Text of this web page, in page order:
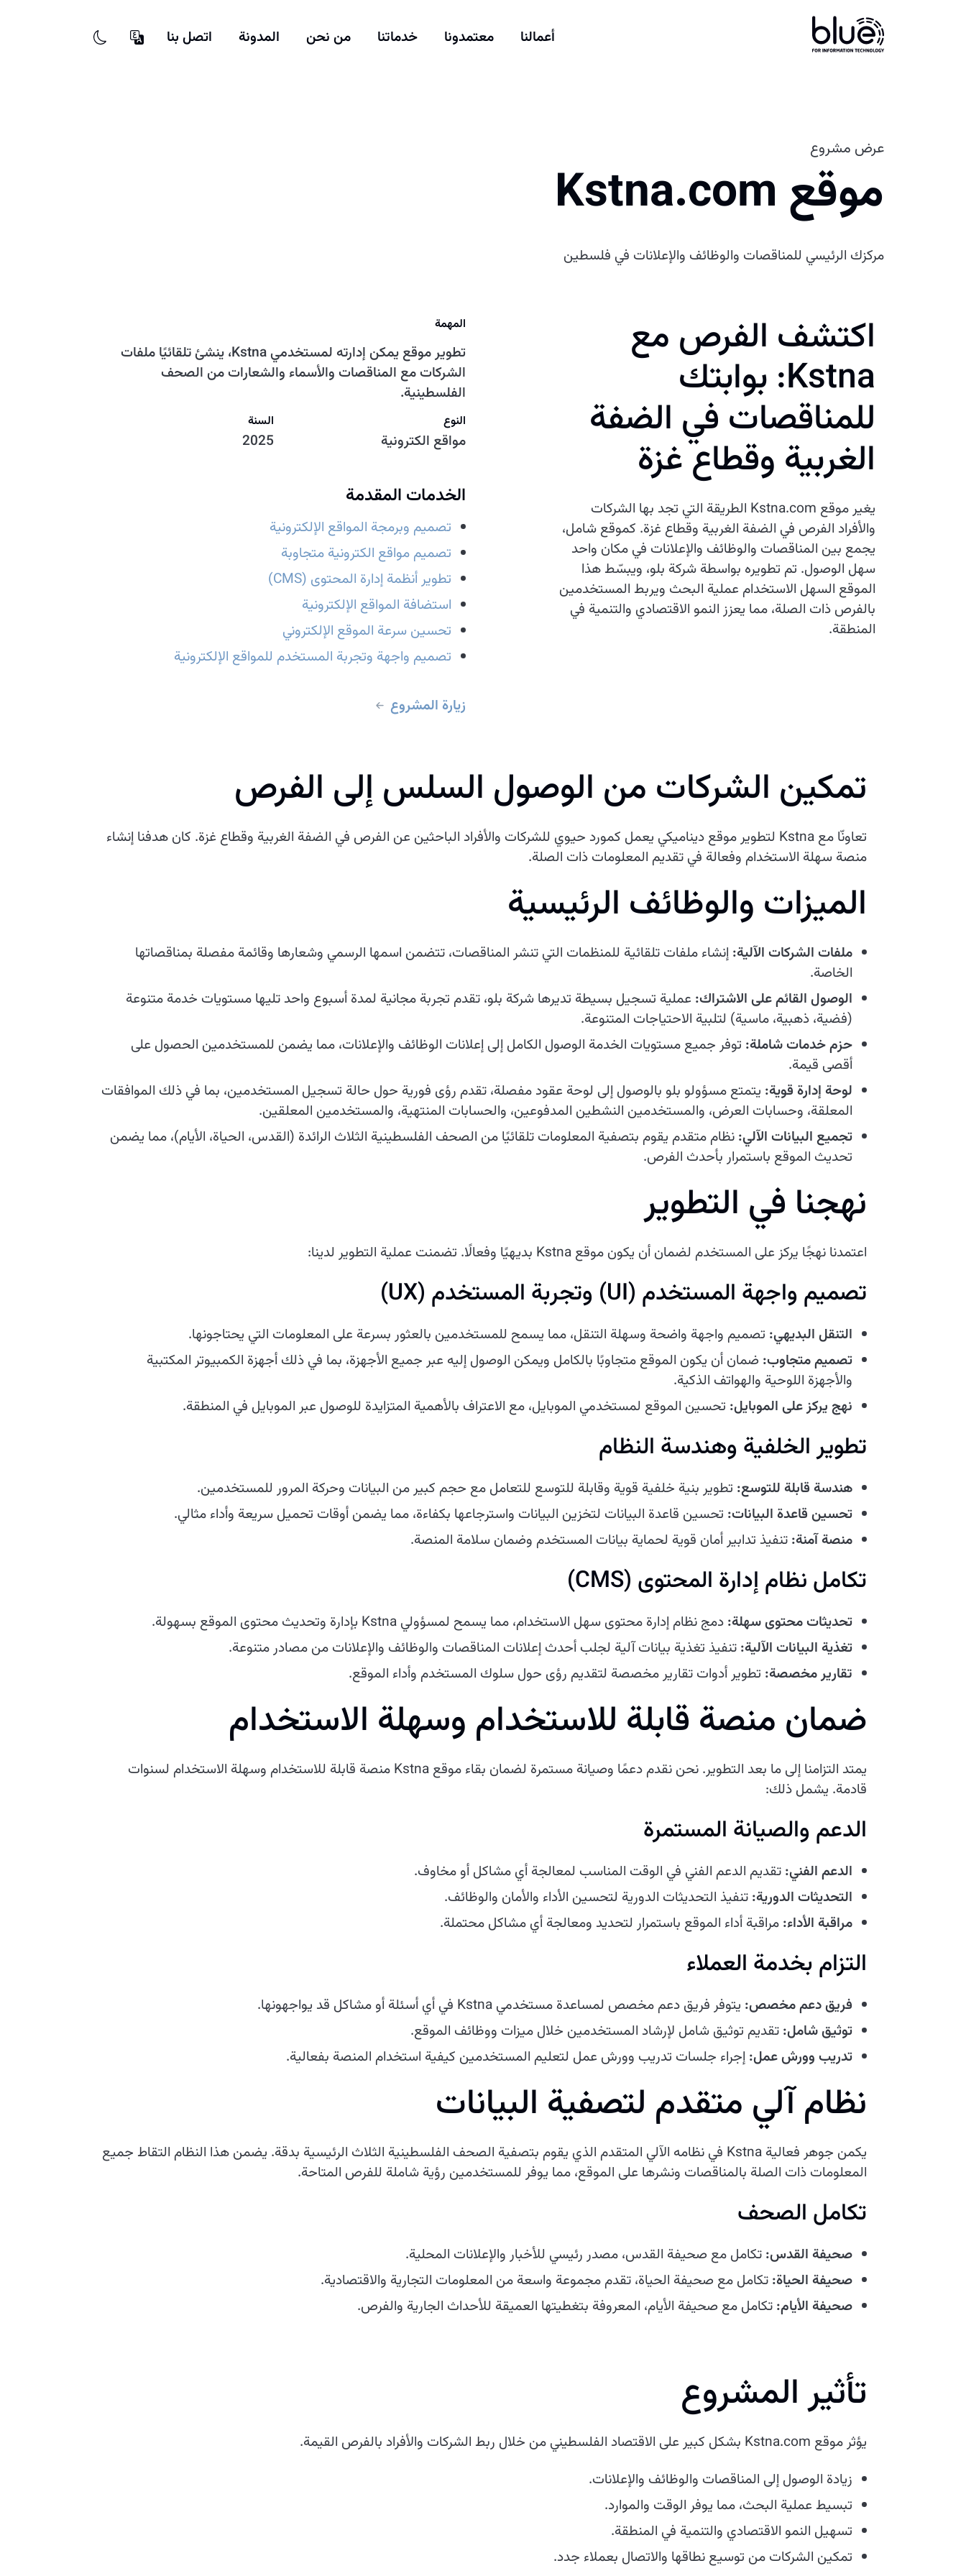
أعمالنا معتمدونا خدماتنا من نحن المدونة اتصل بنا
عرض مشروع
موقع Kstna.com
مركزك الرئيسي للمناقصات والوظائف والإعلانات في فلسطين
اكتشف الفرص مع
Kstna: بوابتك
للمناقصات في الضفة
الغربية وقطاع غزة
يغير موقع Kstna.com الطريقة التي تجد بها الشركات
والأفراد الفرص في الضفة الغربية وقطاع غزة. كموقع شامل،
يجمع بين المناقصات والوظائف والإعلانات في مكان واحد
سهل الوصول. تم تطويره بواسطة شركة بلو، ويبسّط هذا
الموقع السهل الاستخدام عملية البحث ويربط المستخدمين
بالفرص ذات الصلة، مما يعزز النمو الاقتصادي والتنمية في
المنطقة.
المهمة
تطوير موقع يمكن إدارته لمستخدمي Kstna، ينشئ تلقائيًا ملفات
الشركات مع المناقصات والأسماء والشعارات من الصحف
الفلسطينية.
النوع
مواقع الكترونية
السنة
2025
الخدمات المقدمة
تصميم وبرمجة المواقع الإلكترونية
تصميم مواقع الكترونية متجاوبة
تطوير أنظمة إدارة المحتوى (CMS)
استضافة المواقع الإلكترونية
تحسين سرعة الموقع الإلكتروني
تصميم واجهة وتجربة المستخدم للمواقع الإلكترونية
زيارة المشروع
تمكين الشركات من الوصول السلس إلى الفرص
تعاونّا مع Kstna لتطوير موقع ديناميكي يعمل كمورد حيوي للشركات والأفراد الباحثين عن الفرص في الضفة الغربية وقطاع غزة. كان هدفنا إنشاء
منصة سهلة الاستخدام وفعالة في تقديم المعلومات ذات الصلة.
الميزات والوظائف الرئيسية
ملفات الشركات الآلية: إنشاء ملفات تلقائية للمنظمات التي تنشر المناقصات، تتضمن اسمها الرسمي وشعارها وقائمة مفصلة بمناقصاتها
الخاصة.
الوصول القائم على الاشتراك: عملية تسجيل بسيطة تديرها شركة بلو، تقدم تجربة مجانية لمدة أسبوع واحد تليها مستويات خدمة متنوعة
(فضية، ذهبية، ماسية) لتلبية الاحتياجات المتنوعة.
حزم خدمات شاملة: توفر جميع مستويات الخدمة الوصول الكامل إلى إعلانات الوظائف والإعلانات، مما يضمن للمستخدمين الحصول على
أقصى قيمة.
لوحة إدارة قوية: يتمتع مسؤولو بلو بالوصول إلى لوحة عقود مفصلة، تقدم رؤى فورية حول حالة تسجيل المستخدمين، بما في ذلك الموافقات
المعلقة، وحسابات العرض، والمستخدمين النشطين المدفوعين، والحسابات المنتهية، والمستخدمين المعلقين.
تجميع البيانات الآلي: نظام متقدم يقوم بتصفية المعلومات تلقائيًا من الصحف الفلسطينية الثلاث الرائدة (القدس، الحياة، الأيام)، مما يضمن
تحديث الموقع باستمرار بأحدث الفرص.
نهجنا في التطوير
اعتمدنا نهجًا يركز على المستخدم لضمان أن يكون موقع Kstna بديهيًا وفعالًا. تضمنت عملية التطوير لدينا:
تصميم واجهة المستخدم (UI) وتجربة المستخدم (UX)
التنقل البديهي: تصميم واجهة واضحة وسهلة التنقل، مما يسمح للمستخدمين بالعثور بسرعة على المعلومات التي يحتاجونها.
تصميم متجاوب: ضمان أن يكون الموقع متجاوبًا بالكامل ويمكن الوصول إليه عبر جميع الأجهزة، بما في ذلك أجهزة الكمبيوتر المكتبية
والأجهزة اللوحية والهواتف الذكية.
نهج يركز على الموبايل: تحسين الموقع لمستخدمي الموبايل، مع الاعتراف بالأهمية المتزايدة للوصول عبر الموبايل في المنطقة.
تطوير الخلفية وهندسة النظام
هندسة قابلة للتوسع: تطوير بنية خلفية قوية وقابلة للتوسع للتعامل مع حجم كبير من البيانات وحركة المرور للمستخدمين.
تحسين قاعدة البيانات: تحسين قاعدة البيانات لتخزين البيانات واسترجاعها بكفاءة، مما يضمن أوقات تحميل سريعة وأداء مثالي.
منصة آمنة: تنفيذ تدابير أمان قوية لحماية بيانات المستخدم وضمان سلامة المنصة.
تكامل نظام إدارة المحتوى (CMS)
تحديثات محتوى سهلة: دمج نظام إدارة محتوى سهل الاستخدام، مما يسمح لمسؤولي Kstna بإدارة وتحديث محتوى الموقع بسهولة.
تغذية البيانات الآلية: تنفيذ تغذية بيانات آلية لجلب أحدث إعلانات المناقصات والوظائف والإعلانات من مصادر متنوعة.
تقارير مخصصة: تطوير أدوات تقارير مخصصة لتقديم رؤى حول سلوك المستخدم وأداء الموقع.
ضمان منصة قابلة للاستخدام وسهلة الاستخدام
يمتد التزامنا إلى ما بعد التطوير. نحن نقدم دعمًا وصيانة مستمرة لضمان بقاء موقع Kstna منصة قابلة للاستخدام وسهلة الاستخدام لسنوات
قادمة. يشمل ذلك:
الدعم والصيانة المستمرة
الدعم الفني: تقديم الدعم الفني في الوقت المناسب لمعالجة أي مشاكل أو مخاوف.
التحديثات الدورية: تنفيذ التحديثات الدورية لتحسين الأداء والأمان والوظائف.
مراقبة الأداء: مراقبة أداء الموقع باستمرار لتحديد ومعالجة أي مشاكل محتملة.
التزام بخدمة العملاء
فريق دعم مخصص: يتوفر فريق دعم مخصص لمساعدة مستخدمي Kstna في أي أسئلة أو مشاكل قد يواجهونها.
توثيق شامل: تقديم توثيق شامل لإرشاد المستخدمين خلال ميزات ووظائف الموقع.
تدريب وورش عمل: إجراء جلسات تدريب وورش عمل لتعليم المستخدمين كيفية استخدام المنصة بفعالية.
نظام آلي متقدم لتصفية البيانات
يكمن جوهر فعالية Kstna في نظامه الآلي المتقدم الذي يقوم بتصفية الصحف الفلسطينية الثلاث الرئيسية بدقة. يضمن هذا النظام التقاط جميع
المعلومات ذات الصلة بالمناقصات ونشرها على الموقع، مما يوفر للمستخدمين رؤية شاملة للفرص المتاحة.
تكامل الصحف
صحيفة القدس: تكامل مع صحيفة القدس، مصدر رئيسي للأخبار والإعلانات المحلية.
صحيفة الحياة: تكامل مع صحيفة الحياة، تقدم مجموعة واسعة من المعلومات التجارية والاقتصادية.
صحيفة الأيام: تكامل مع صحيفة الأيام، المعروفة بتغطيتها العميقة للأحداث الجارية والفرص.
تأثير المشروع
يؤثر موقع Kstna.com بشكل كبير على الاقتصاد الفلسطيني من خلال ربط الشركات والأفراد بالفرص القيمة.
زيادة الوصول إلى المناقصات والوظائف والإعلانات.
تبسيط عملية البحث، مما يوفر الوقت والموارد.
تسهيل النمو الاقتصادي والتنمية في المنطقة.
تمكين الشركات من توسيع نطاقها والاتصال بعملاء جدد.